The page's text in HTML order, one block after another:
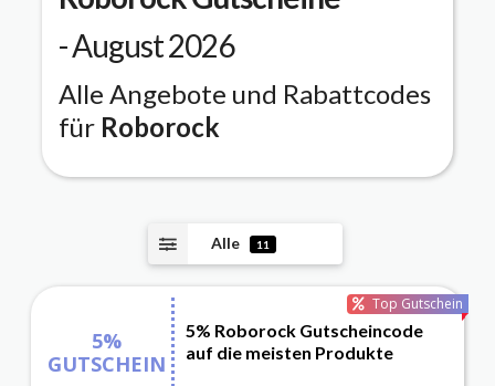
- August 2026
Alle Angebote und Rabattcodes
für Roborock
Alle 11
Top Gutschein
5%
GUTSCHEIN
5% Roborock Gutscheincode
auf die meisten Produkte